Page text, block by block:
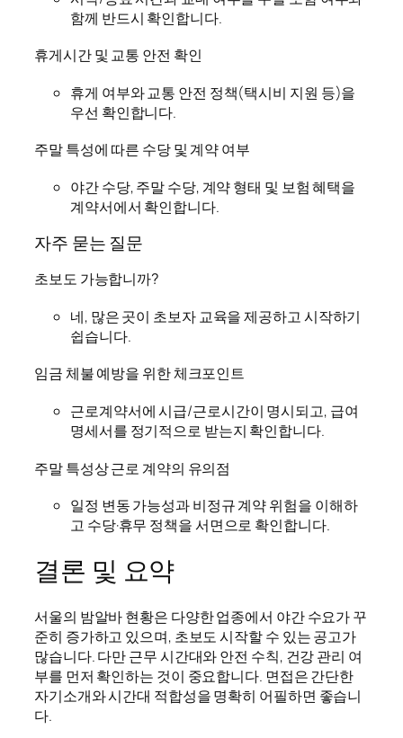
함께 반드시 확인합니다.
휴게시간 및 교통 안전 확인
휴게 여부와 교통 안전 정책(택시비 지원 등)을
우선 확인합니다.
주말 특성에 따른 수당 및 계약 여부
야간 수당, 주말 수당, 계약 형태 및 보험 혜택을
계약서에서 확인합니다.
자주 묻는 질문
초보도 가능합니까?
네, 많은 곳이 초보자 교육을 제공하고 시작하기
쉽습니다.
임금 체불 예방을 위한 체크포인트
근로계약서에 시급/근로시간이 명시되고, 급여
명세서를 정기적으로 받는지 확인합니다.
주말 특성상 근로 계약의 유의점
일정 변동 가능성과 비정규 계약 위험을 이해하
고 수당·휴무 정책을 서면으로 확인합니다.
결론 및 요약
서울의 밤알바 현황은 다양한 업종에서 야간 수요가 꾸
준히 증가하고 있으며, 초보도 시작할 수 있는 공고가
많습니다. 다만 근무 시간대와 안전 수칙, 건강 관리 여
부를 먼저 확인하는 것이 중요합니다. 면접은 간단한
자기소개와 시간대 적합성을 명확히 어필하면 좋습니
다.